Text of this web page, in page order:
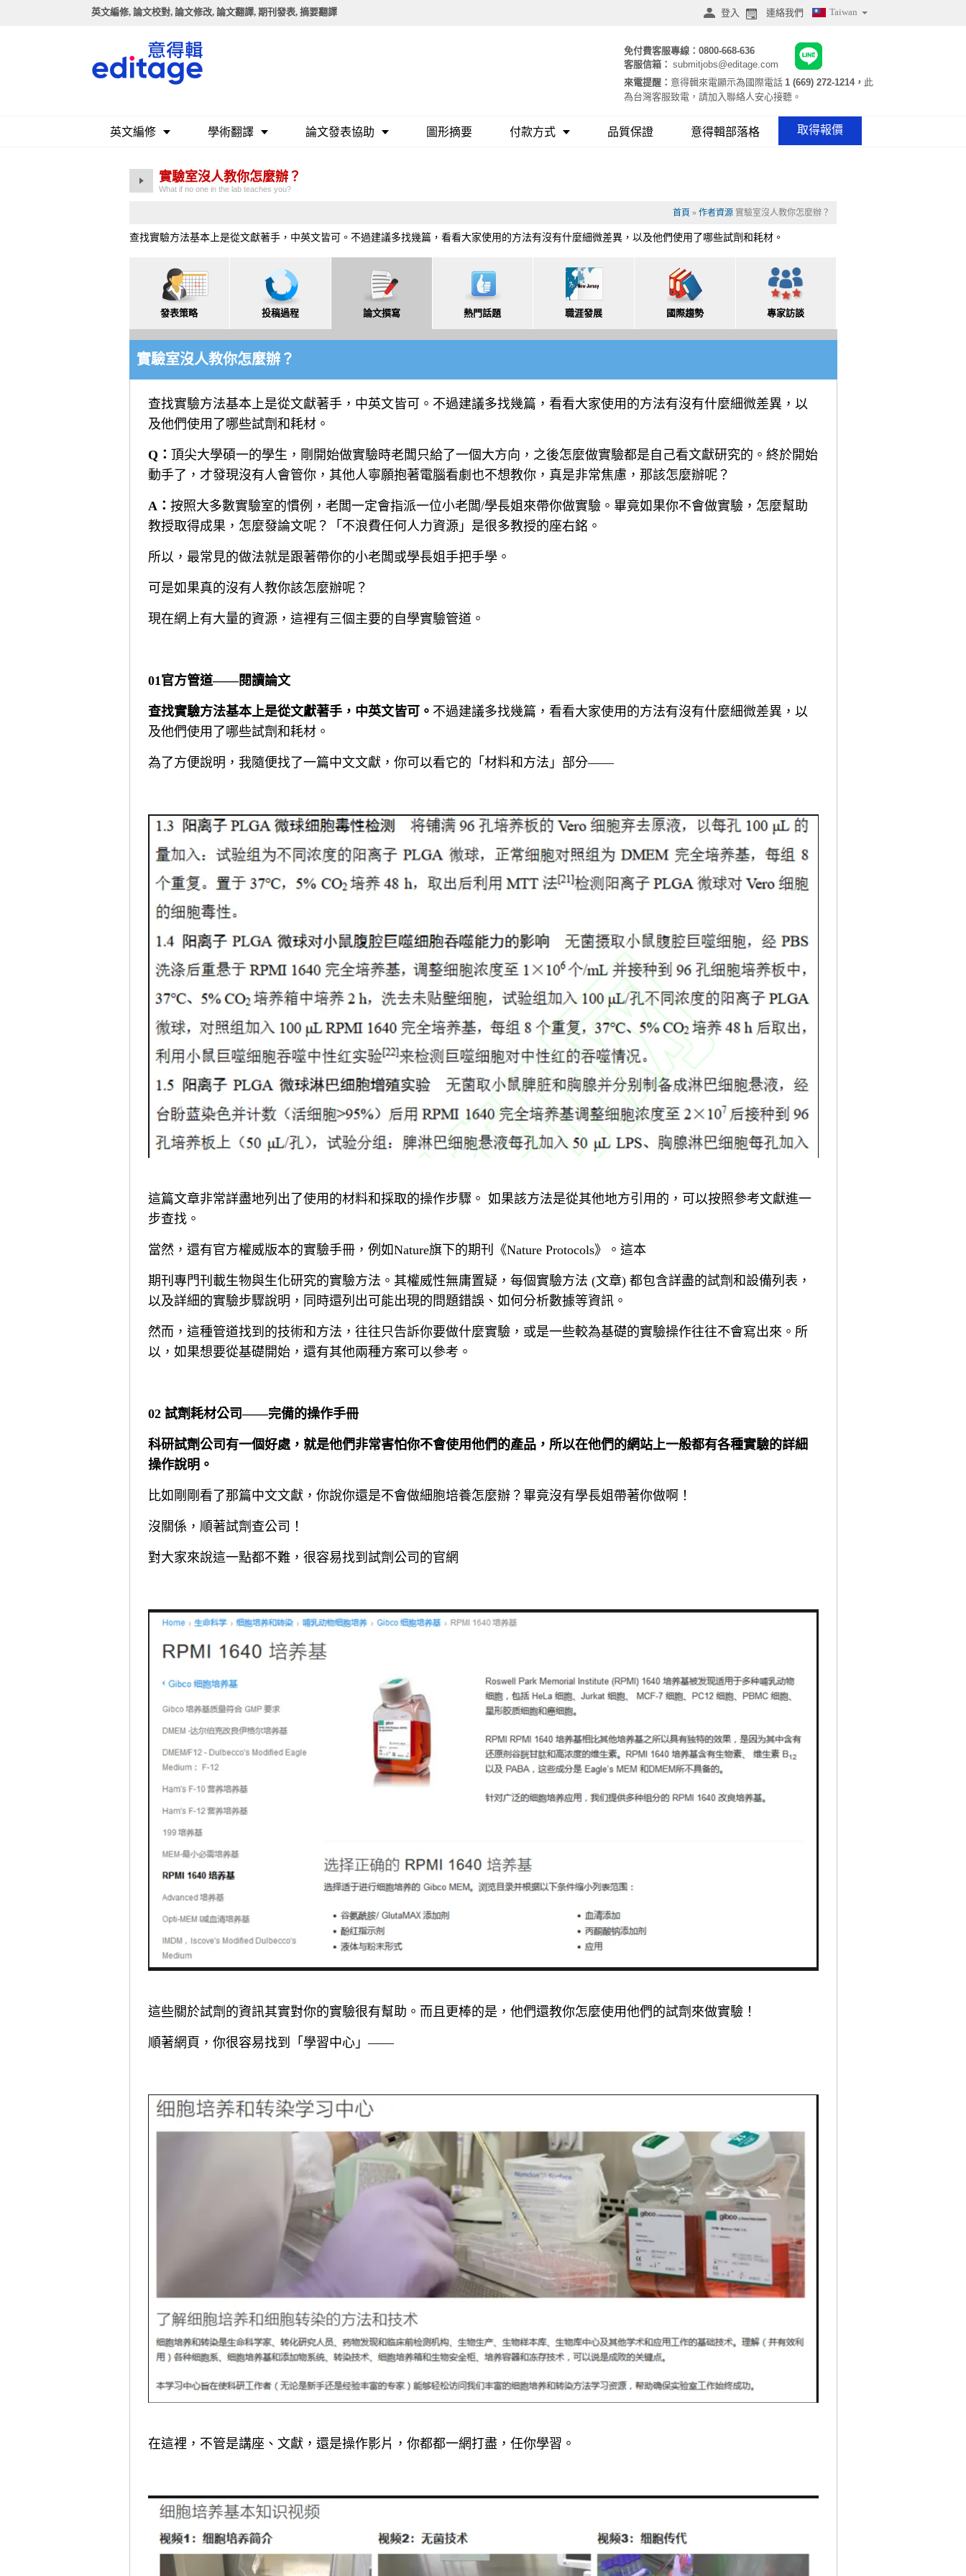
英文編修, 論文校對, 論文修改, 論文翻譯, 期刊發表, 摘要翻譯 Taiwan
登入 連絡我們
免付費客服專線：0800-668-636
客服信箱： submitjobs@editage.com
來電提醒： 意得輯來電顯示為國際電話1 (669) 272-1214， 此
為台灣客服致電，請加入聯絡人安心接聽。
英文編修 學術翻譯 論文發表協助 圖形摘要 付款方式 品質保證 意得輯部落格 取得報價
實驗室沒人教你怎麼辦？
What if no one in the lab teaches you?
首頁 » 作者資源實驗室沒人教你怎麼辦？
查找實驗方法基本上是從文獻著手，中英文皆可。不過建議多找幾篇，看看大家使用的方法有沒有什麼細微差異，以及他們使用了哪些試劑和耗材。
發表策略 投稿過程 論文撰寫 熱門話題 職涯發展 國際趨勢 專家訪談
實驗室沒人教你怎麼辦？
查找實驗方法基本上是從文獻著手，中英文皆可。不過建議多找幾篇，看看大家使用的方法有沒有什麼細微差異，以
及他們使用了哪些試劑和耗材。
Q： 頂尖大學碩一的學生，剛開始做實驗時老闆只給了一個大方向，之後怎麼做實驗都是自己看文獻研究的。終於開始
動手了，才發現沒有人會管你，其他人寧願抱著電腦看劇也不想教你，真是非常焦慮，那該怎麼辦呢？
A： 按照大多數實驗室的慣例，老闆一定會指派一位小老闆/學長姐來帶你做實驗。畢竟如果你不會做實驗，怎麼幫助
教授取得成果，怎麼發論文呢？「不浪費任何人力資源」是很多教授的座右銘。
所以，最常見的做法就是跟著帶你的小老闆或學長姐手把手學。
可是如果真的沒有人教你該怎麼辦呢？
現在網上有大量的資源，這裡有三個主要的自學實驗管道。
01官方管道——閱讀論文
查找實驗方法基本上是從文獻著手，中英文皆可。 不過建議多找幾篇，看看大家使用的方法有沒有什麼細微差異，以
及他們使用了哪些試劑和耗材。
為了方便說明，我隨便找了一篇中文文獻，你可以看它的「材料和方法」部分——
這篇文章非常詳盡地列出了使用的材料和採取的操作步驟。 如果該方法是從其他地方引用的，可以按照參考文獻進一
步查找。
當然，還有官方權威版本的實驗手冊，例如Nature旗下的期刊《Nature Protocols》。這本
期刊專門刊載生物與生化研究的實驗方法。其權威性無庸置疑，每個實驗方法 (文章) 都包含詳盡的試劑和設備列表，
以及詳細的實驗步驟說明，同時還列出可能出現的問題錯誤、如何分析數據等資訊。
然而，這種管道找到的技術和方法，往往只告訴你要做什麼實驗，或是一些較為基礎的實驗操作往往不會寫出來。所
以，如果想要從基礎開始，還有其他兩種方案可以參考。
02 試劑耗材公司——完備的操作手冊
科研試劑公司有一個好處，就是他們非常害怕你不會使用他們的產品，所以在他們的網站上一般都有各種實驗的詳細
操作說明。
比如剛剛看了那篇中文文獻，你說你還是不會做細胞培養怎麼辦？畢竟沒有學長姐帶著你做啊！
沒關係，順著試劑查公司！
對大家來說這一點都不難，很容易找到試劑公司的官網
這些關於試劑的資訊其實對你的實驗很有幫助。而且更棒的是，他們還教你怎麼使用他們的試劑來做實驗！
順著網頁，你很容易找到「學習中心」——
在這裡，不管是講座、文獻，還是操作影片，你都都一網打盡，任你學習。